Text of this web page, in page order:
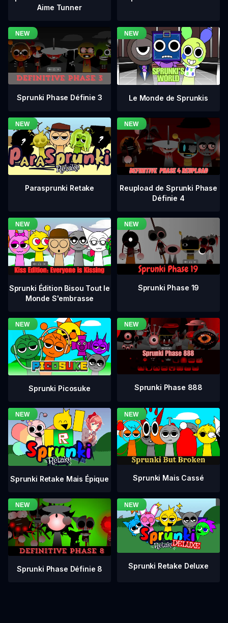
Aime Tunner
Sprunki Phase Définie 3 Le Monde de Sprunkis
Parasprunki Retake
Reupload de Sprunki Phase
Définie 4
Sprunki Édition Bisou Tout le
Monde S'embrasse
Sprunki Phase 19
Sprunki Picosuke Sprunki Phase 888
Sprunki Retake Mais Épique Sprunki Mais Cassé
Sprunki Phase Définie 8 Sprunki Retake Deluxe